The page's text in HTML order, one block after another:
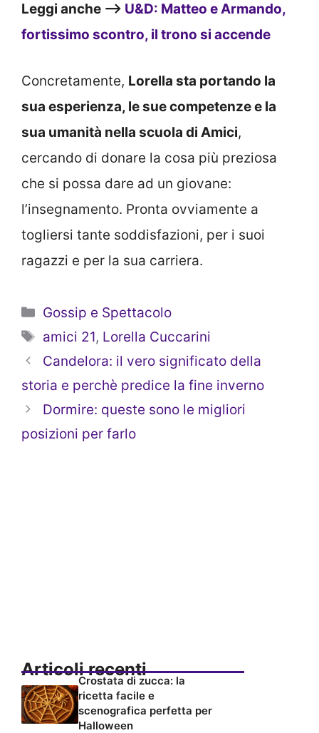
Leggi anche –> U&D: Matteo e Armando,
fortissimo scontro, il trono si accende
Concretamente, Lorella sta portando la
sua esperienza, le sue competenze e la
sua umanità nella scuola di Amici,
cercando di donare la cosa più preziosa
che si possa dare ad un giovane:
l’insegnamento. Pronta ovviamente a
togliersi tante soddisfazioni, per i suoi
ragazzi e per la sua carriera.
Categorie
Gossip e Spettacolo
Tag
amici 21, Lorella Cuccarini
Candelora: il vero significato della
storia e perchè predice la fine inverno
Dormire: queste sono le migliori
posizioni per farlo
Articoli recenti
Crostata di zucca: la
ricetta facile e
scenografica perfetta per
Halloween